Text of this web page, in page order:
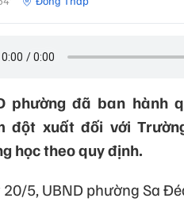
phường đã ban hành
đột xuất đối với
học theo quy định.
20/5, UBND phường Sa